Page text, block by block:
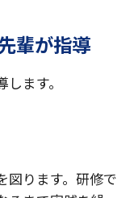
輩が指導
ます。
図ります。研修で